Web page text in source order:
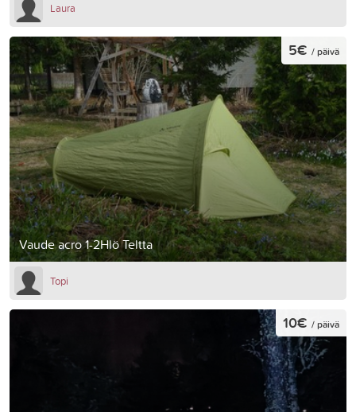
Laura
Vaude acro 1-2Hlö Teltta
5€ / päivä
Topi
10€ / päivä